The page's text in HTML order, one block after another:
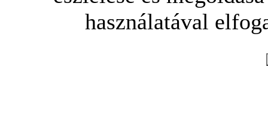
használatával